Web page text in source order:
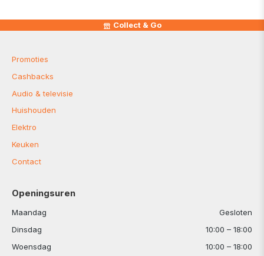
Collect & Go
Promoties
Cashbacks
Audio & televisie
Huishouden
Elektro
Keuken
Contact
Openingsuren
Maandag
Gesloten
Dinsdag
10:00 – 18:00
Woensdag
10:00 – 18:00